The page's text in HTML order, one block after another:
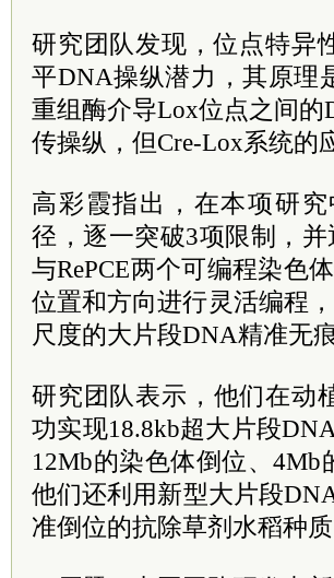
研究团队发现，位点特异
平DNA操纵潜力，其原理
重组酶介导Lox位点之间
传操纵，但Cre-Lox系统的
高彩霞指出，在本项研
径，逐一突破3项限制，
与RePCE两个可编程染色
位置和方向进行灵活编程
尺度的大片段DNA精准无痕
研究团队表示，他们在动
功实现18.8kb超大片段
12Mb的染色体倒位、
他们还利用新型大片段
准倒位的抗除草剂水稻种